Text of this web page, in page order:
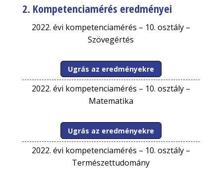
2. Kompetenciamérés eredményei
2022. évi kompetenciamérés – 10. osztály –
Szövegértés
Ugrás az eredményekre
2022. évi kompetenciamérés – 10. osztály –
Matematika
Ugrás az eredményekre
2022. évi kompetenciamérés – 10. osztály –
Természettudomány